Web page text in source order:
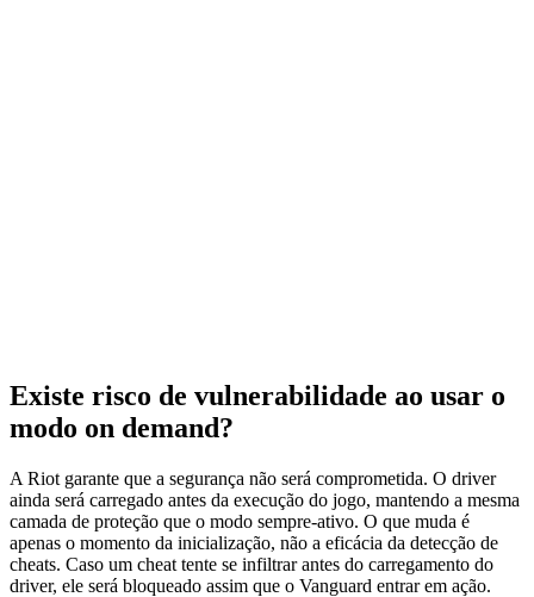
Existe risco de vulnerabilidade ao usar o
modo on demand?
A Riot garante que a segurança não será comprometida. O driver
ainda será carregado antes da execução do jogo, mantendo a mesma
camada de proteção que o modo sempre‑ativo. O que muda é
apenas o momento da inicialização, não a eficácia da detecção de
cheats. Caso um cheat tente se infiltrar antes do carregamento do
driver, ele será bloqueado assim que o Vanguard entrar em ação.